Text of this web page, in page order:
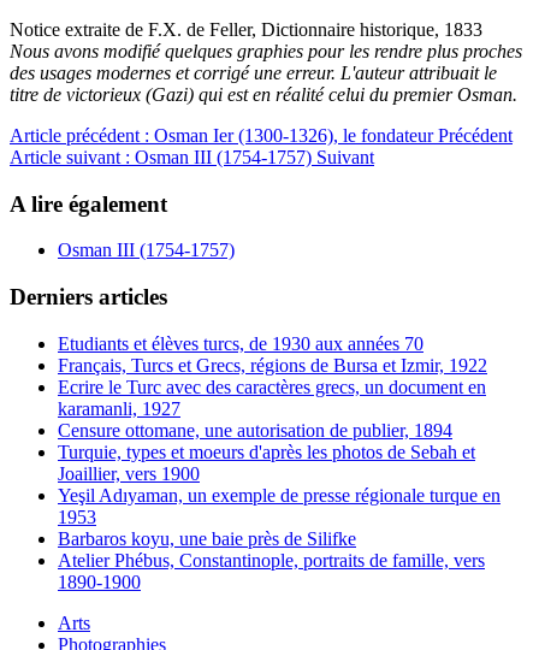
Notice extraite de F.X. de Feller, Dictionnaire historique, 1833
Nous avons modifié quelques graphies pour les rendre plus proches
des usages modernes et corrigé une erreur. L'auteur attribuait le
titre de victorieux (Gazi) qui est en réalité celui du premier Osman.
Article précédent : Osman Ier (1300-1326), le fondateurPrécédent
Article suivant : Osman III (1754-1757) Suivant
A lire également
Osman III (1754-1757)
Derniers articles
Etudiants et élèves turcs, de 1930 aux années 70
Français, Turcs et Grecs, régions de Bursa et Izmir, 1922
Ecrire le Turc avec des caractères grecs, un document en
karamanli, 1927
Censure ottomane, une autorisation de publier, 1894
Turquie, types et moeurs d'après les photos de Sebah et
Joaillier, vers 1900
Yeşil Adıyaman, un exemple de presse régionale turque en
1953
Barbaros koyu, une baie près de Silifke
Atelier Phébus, Constantinople, portraits de famille, vers
1890-1900
Arts
Photographies